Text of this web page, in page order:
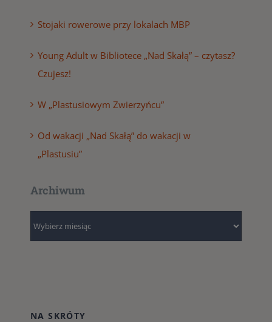
Stojaki rowerowe przy lokalach MBP
Young Adult w Bibliotece „Nad Skałą” – czytasz?
Czujesz!
W „Plastusiowym Zwierzyńcu”
Od wakacji „Nad Skałą” do wakacji w
„Plastusiu”
Archiwum
NA SKRÓTY